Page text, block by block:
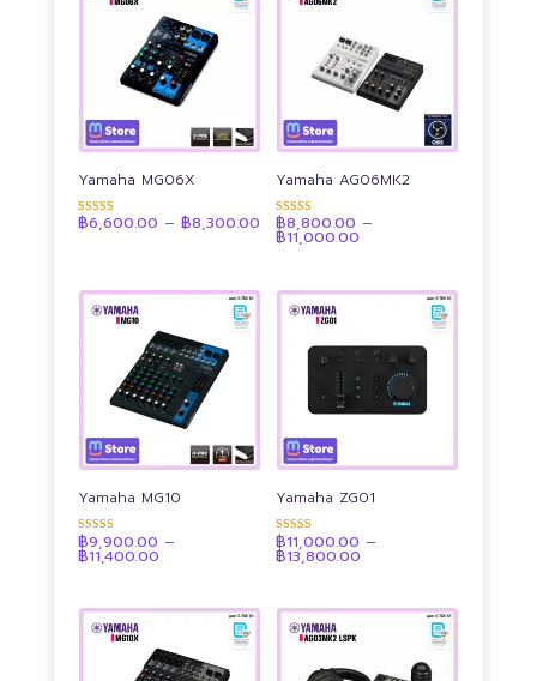
Yamaha MG06X
ให้คะแนน
฿6,600.00 – ฿8,300.00Price
range:
฿6,600.00
Yamaha AG06MK2
ให้คะแนน
4.91
ตั้งแต่ 1-5
฿8,800.00 –
฿11,000.00
฿11,000.00
Yamaha MG10
ให้คะแนน
4.91
ตั้งแต่ 1-5
฿9,900.00 –
฿11,400.00Price
฿11,400.00
Yamaha ZG01
ให้คะแนน
4.91
ตั้งแต่ 1-5
฿11,000.00 –
฿13,800.00
฿13,800.00